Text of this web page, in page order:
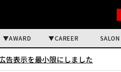
AWARD CAREER SALON
告表示を最小限にしました